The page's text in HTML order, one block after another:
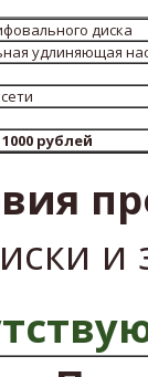
диска
удлиняющая
рублей
и